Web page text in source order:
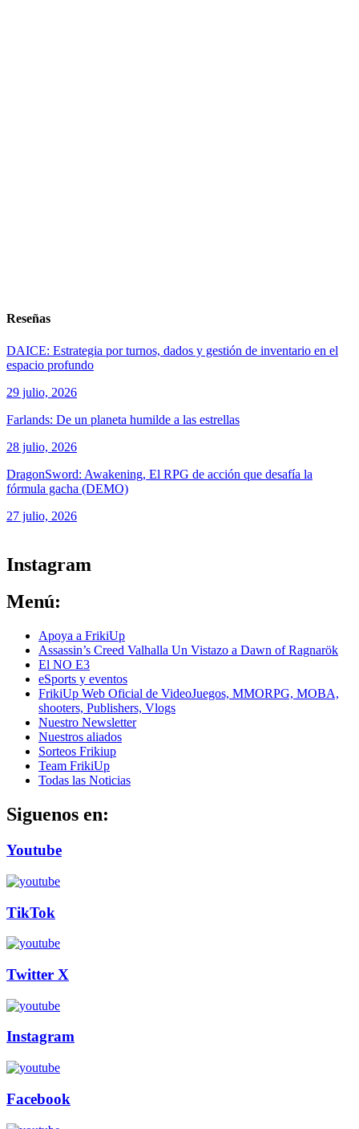
Reseñas
DAICE: Estrategia por turnos, dados y gestión de inventario en el
espacio profundo
29 julio, 2026
Farlands: De un planeta humilde a las estrellas
28 julio, 2026
DragonSword: Awakening, El RPG de acción que desafía la
fórmula gacha (DEMO)
27 julio, 2026
Instagram
Menú:
Apoya a FrikiUp
Assassin’s Creed Valhalla Un Vistazo a Dawn of Ragnarök
El NO E3
eSports y eventos
FrikiUp Web Oficial de VideoJuegos, MMORPG, MOBA,
shooters, Publishers, Vlogs
Nuestro Newsletter
Nuestros aliados
Sorteos Frikiup
Team FrikiUp
Todas las Noticias
Siguenos en:
Youtube
TikTok
Twitter X
Instagram
Facebook